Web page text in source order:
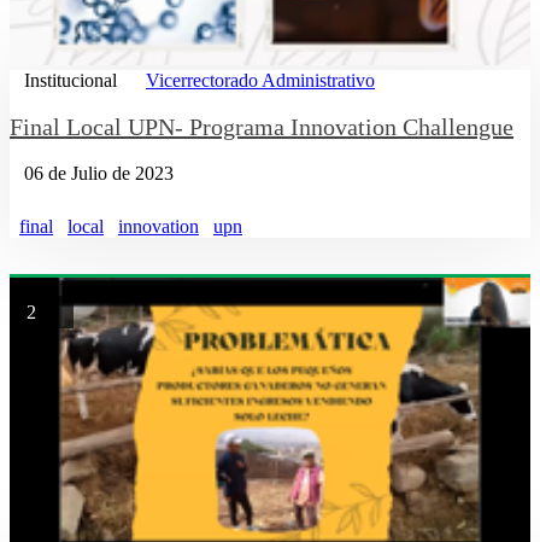
Institucional Vicerrectorado Administrativo
Final Local UPN- Programa Innovation Challengue
06 de Julio de 2023
final local innovation upn
2